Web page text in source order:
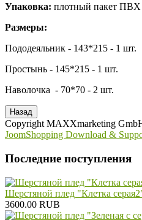
Упаковка: плотный пакет ПВХ
Размеры:
Пододеяльник - 143*215 - 1 шт.
Простынь - 145*215 - 1 шт.
Наволочка - 70*70 - 2 шт.
Copyright MAXXmarketing
JoomShopping Download &
Последние поступления
Шерстяной плед "Клетка
3600.00 RUB